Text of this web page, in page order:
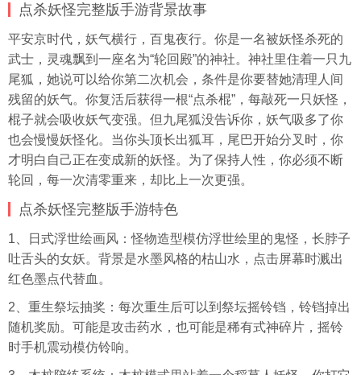
点杀妖怪完整版手游背景故事
平安京时代，妖气横行，百鬼夜行。你是一名被妖怪杀死的
武士，灵魂飘到一座名为“轮回殿”的神社。神社里住着一只九
尾狐，她说可以给你第二次机会，条件是你要替她清理人间
残留的妖气。你复活后获得一根“点杀棍”，每敲死一只妖怪，
棍子就会吸收妖气变强。但九尾狐没告诉你，妖气吸多了你
也会慢慢妖怪化。当你头顶长出狐耳，尾巴开始分叉时，你
才明白自己正在变成新的妖怪。为了保持人性，你必须不断
轮回，每一次清零重来，却比上一次更强。
点杀妖怪完整版手游特色
1、日式浮世绘画风：怪物造型模仿浮世绘里的鬼怪，长脖子
吐舌头的女妖。背景是水墨风格的枯山水，点击屏幕时溅出
红色墨点代替血。
2、重生祭坛抽奖：每次重生后可以到祭坛摇铃铛，铃铛掉出
随机奖励。可能是攻击药水，也可能是稀有式神碎片，摇铃
时手机震动模仿铃响。